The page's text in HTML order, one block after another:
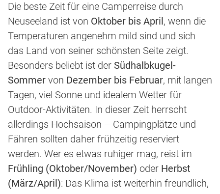
Die beste Zeit für eine Camperreise durch
Neuseeland ist von Oktober bis April, wenn die
Temperaturen angenehm mild sind und sich
das Land von seiner schönsten Seite zeigt.
Besonders beliebt ist der Südhalbkugel-
Sommer von Dezember bis Februar, mit langen
Tagen, viel Sonne und idealem Wetter für
Outdoor-Aktivitäten. In dieser Zeit herrscht
allerdings Hochsaison – Campingplätze und
Fähren sollten daher frühzeitig reserviert
werden. Wer es etwas ruhiger mag, reist im
Frühling (Oktober/November) oder Herbst
(März/April): Das Klima ist weiterhin freundlich,